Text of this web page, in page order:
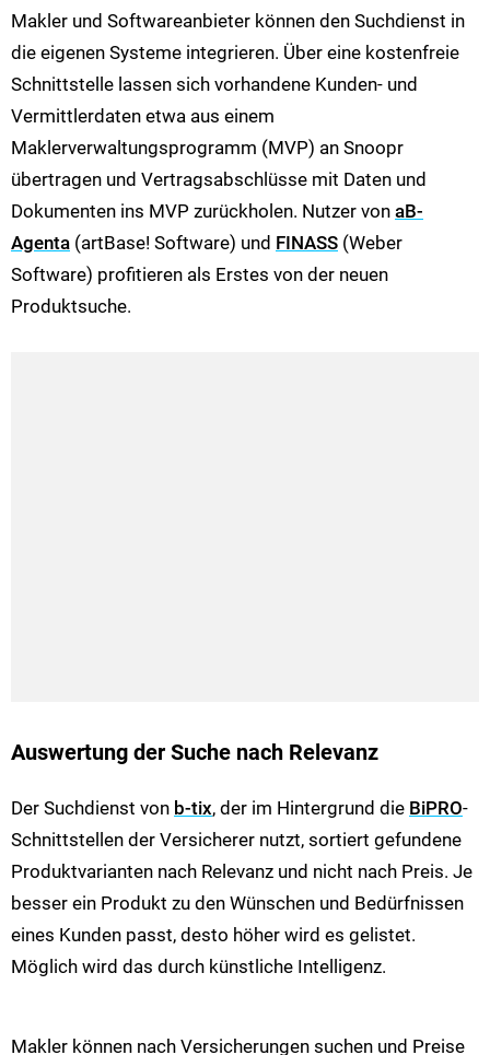
Makler und Softwareanbieter können den Suchdienst in
die eigenen Systeme integrieren. Über eine kostenfreie
Schnittstelle lassen sich vorhandene Kunden- und
Vermittlerdaten etwa aus einem
Maklerverwaltungsprogramm (MVP) an Snoopr
übertragen und Vertragsabschlüsse mit Daten und
Dokumenten ins MVP zurückholen. Nutzer von aB-
Agenta (artBase! Software) und FINASS (Weber
Software) profitieren als Erstes von der neuen
Produktsuche.
Auswertung der Suche nach Relevanz
Der Suchdienst von b-tix, der im Hintergrund die BiPRO-
Schnittstellen der Versicherer nutzt, sortiert gefundene
Produktvarianten nach Relevanz und nicht nach Preis. Je
besser ein Produkt zu den Wünschen und Bedürfnissen
eines Kunden passt, desto höher wird es gelistet.
Möglich wird das durch künstliche Intelligenz.
Makler können nach Versicherungen suchen und Preise